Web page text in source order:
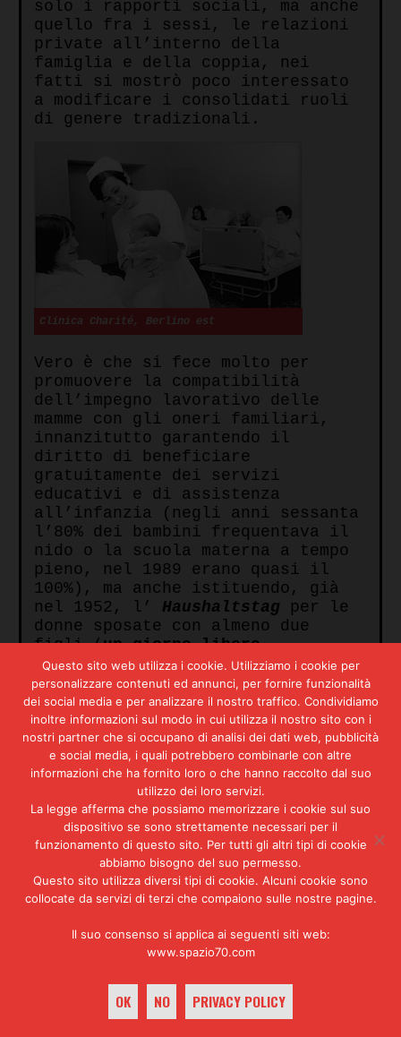
solo i rapporti sociali, ma anche
quello fra i sessi, le relazioni
private all’interno della
famiglia e della coppia, nei
fatti si mostrò poco interessato
a modificare i consolidati ruoli
di genere tradizionali.
Clinica Charité, Berlino est
Vero è che si fece molto per
promuovere la compatibilità
dell’impegno lavorativo delle
mamme con gli oneri familiari,
innanzitutto garantendo il
diritto di beneficiare
gratuitamente dei servizi
educativi e di assistenza
all’infanzia (negli anni sessanta
l’80% dei bambini frequentava il
nido o la scuola materna a tempo
pieno, nel 1989 erano quasi il
100%), ma anche istituendo, già
nel 1952, l’
Haushaltstag per le
donne sposate con almeno due
figli (un giorno libero
retribuito al meseda dedicare al
disbrigo delle faccende
domestiche) oppure, negli anni
settanta, il congedo per malattia
dei figli. Tuttavia, non fu mai
messo in discussione che la cura
della casa, insieme
all’educazione dei figli, fossero
compiti che spettavano
prevalentemente alle donne, sulle
quali ricadeva dunque un carico
di lavoro triplo rispetto
all’uomo: lavorare otto-dieci ore
al giorno, fare i lavori
domestici e occuparsi dei
bambini. Anchele pari
erano sostanzialmente
sulla carta: sul piano formale
non c’erano limitazioni alle
carriere delle donne, alle quali
Questo sito web utilizza i cookie. Utilizziamo i cookie per
personalizzare contenuti ed annunci, per fornire funzionalità
dei social media e per analizzare il nostro traffico. Condividiamo
inoltre informazioni sul modo in cui utilizza il nostro sito con i
nostri partner che si occupano di analisi dei dati web, pubblicità
e social media, i quali potrebbero combinarle con altre
informazioni che ha fornito loro o che hanno raccolto dal suo
utilizzo dei loro servizi.
La legge afferma che possiamo memorizzare i cookie sul suo
dispositivo se sono strettamente necessari per il
funzionamento di questo sito. Per tutti gli altri tipi di cookie
abbiamo bisogno del suo permesso.
Questo sito utilizza diversi tipi di cookie. Alcuni cookie sono
collocate da servizi di terzi che compaiono sulle nostre pagine.
Il suo consenso si applica ai seguenti siti web:
www.spazio70.com
OK NO PRIVACY POLICY